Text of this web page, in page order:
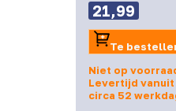
21,99
Te
Niet op
Levertijd
circa 52